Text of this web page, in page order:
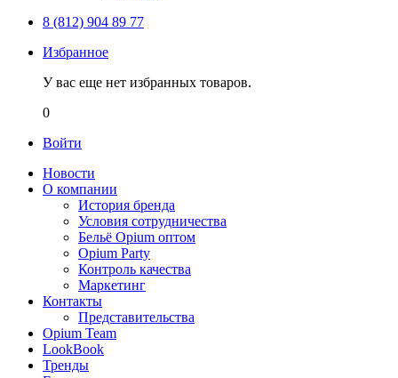
8 (812) 904 89 77
Избранное
У вас еще нет избранных товаров.
0
Войти
Новости
О компании
История бренда
Условия сотрудничества
Бельё Opium оптом
Opium Party
Контроль качества
Маркетинг
Контакты
Представительства
Opium Team
LookBook
Тренды